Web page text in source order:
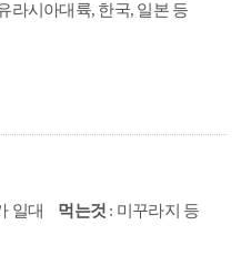
라시아대륙, 한국, 일본 등
일대 먹는것 : 미꾸라지 등